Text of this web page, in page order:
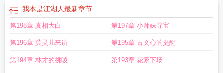
我不是江湖 别人说我是江湖人什么意思
江湖
我本是江湖人最新章节
第198章 真相大白 第197章 小师妹寻宝
第196章 莫灵儿来访 第195章 古文心的提醒
第194章 林才的挑唆 第193章 花家下场